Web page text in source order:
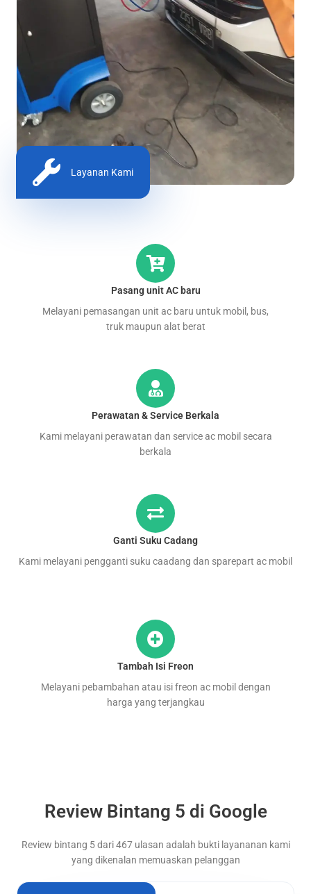
Layanan Kami
Pasang unit AC baru
Melayani pemasangan unit ac baru untuk mobil, bus,
truk maupun alat berat
Perawatan & Service Berkala
Kami melayani perawatan dan service ac mobil secara
berkala
Ganti Suku Cadang
Kami melayani pengganti suku caadang dan sparepart ac mobil
Tambah Isi Freon
Melayani pebambahan atau isi freon ac mobil dengan
harga yang terjangkau
Review Bintang 5 di Google
Review bintang 5 dari 467 ulasan adalah bukti layananan kami
yang dikenalan memuaskan pelanggan